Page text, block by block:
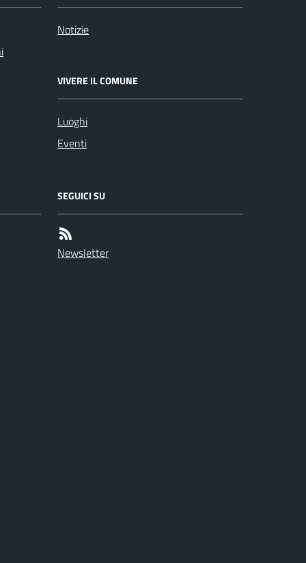
Notizie
VIVERE IL COMUNE
Luoghi
Eventi
SEGUICI SU
Newsletter